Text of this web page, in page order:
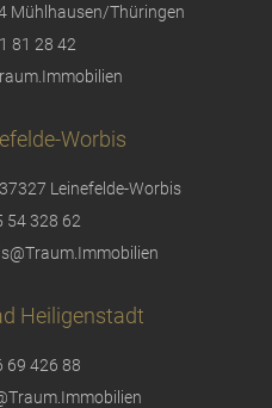
Mühlhausen/Thüringen
81 28 42
Worbis
Leinefelde-Worbis
54 328 62
Heiligenstadt
69 426 88